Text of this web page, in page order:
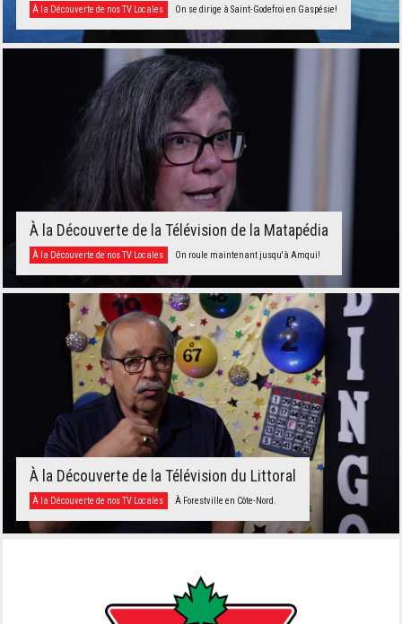
À la Découverte de nos TV Locales On se dirige à Saint-Godefroi en Gaspésie!
À la Découverte de la Télévision de la Matapédia
À la Découverte de nos TV Locales On roule maintenant jusqu'à Amqui!
À la Découverte de la Télévision du Littoral
À la Découverte de nos TV Locales À Forestville en Côte-Nord.